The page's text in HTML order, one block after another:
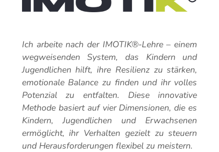
Ich arbeite nach der IMOTIK®-Lehre – einem
wegweisenden System, das Kindern und
Jugendlichen hilft, ihre Resilienz zu stärken,
emotionale Balance zu finden und ihr volles
Potenzial zu entfalten. Diese innovative
Methode basiert auf vier Dimensionen, die es
Kindern, Jugendlichen und Erwachsenen
ermöglicht, ihr Verhalten gezielt zu steuern
und Herausforderungen flexibel zu meistern.